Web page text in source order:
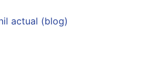
actual (blog)